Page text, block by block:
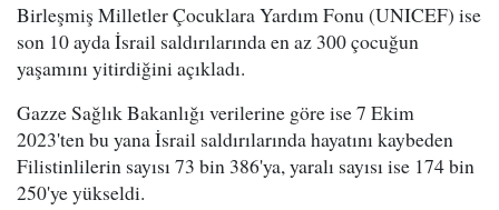
Birleşmiş Milletler Çocuklara Yardım Fonu (UNICEF) ise
son 10 ayda İsrail saldırılarında en az 300 çocuğun
yaşamını yitirdiğini açıkladı.
Gazze Sağlık Bakanlığı verilerine göre ise 7 Ekim
2023'ten bu yana İsrail saldırılarında hayatını kaybeden
Filistinlilerin sayısı 73 bin 386'ya, yaralı sayısı ise 174 bin
250'ye yükseldi.